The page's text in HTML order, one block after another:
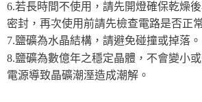
6.若長時間不使用，請先開燈確保乾燥
密封，再次使用前請先檢查電路是否正
7.鹽礦為水晶結構，請避免碰撞或掉落。
8.鹽礦為數億年之穩定晶體，不會變小
電源導致晶礦潮溼造成潮解。